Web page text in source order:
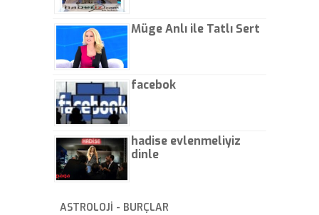
Müge Anlı ile Tatlı Sert
facebok
hadise evlenmeliyiz
dinle
ASTROLOJİ - BURÇLAR